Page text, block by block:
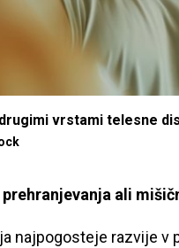
vrstami telesne
ali
najpogosteje razvije